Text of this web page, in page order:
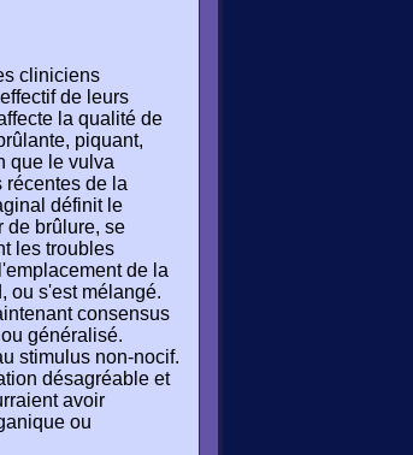
cliniciens
de leurs
la qualité de
piquant,
que le vulva
récentes de la
définit le
de brûlure, se
les troubles
de la
ou s'est mélangé.
consensus
généralisé.
stimulus non-nocif.
désagréable et
avoir
ou